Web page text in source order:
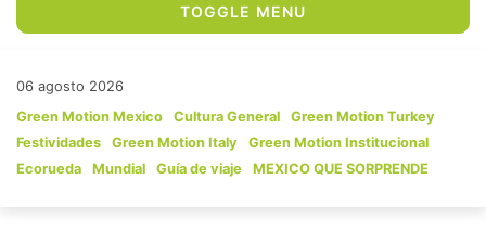
TOGGLE MENU
06 agosto 2026
Green Motion Mexico
Cultura General
Green Motion Turkey
Festividades
Green Motion Italy
Green Motion Institucional
Ecorueda
Mundial Guía de viaje MEXICO QUE SORPRENDE